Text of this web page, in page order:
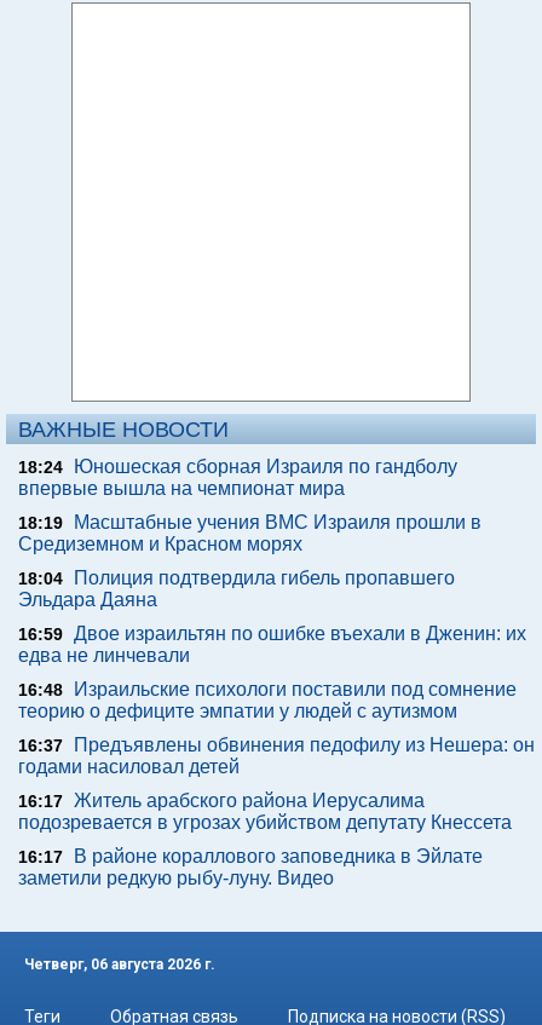
ВАЖНЫЕ НОВОСТИ
18:24
Юношеская сборная Израиля по гандболу
впервые вышла на чемпионат мира
18:19
Масштабные учения ВМС Израиля прошли в
Средиземном и Красном морях
18:04
Полиция подтвердила гибель пропавшего
Эльдара Даяна
16:59 Двое израильтян по ошибке въехали в Дженин: их
едва не линчевали
16:48
Израильские психологи поставили под сомнение
теорию о дефиците эмпатии у людей с аутизмом
16:37
Предъявлены обвинения педофилу из Нешера: он
годами насиловал детей
16:17 Житель арабского района Иерусалима
подозревается в угрозах убийством депутату Кнессета
16:17
В районе кораллового заповедника в Эйлате
заметили редкую рыбу-луну. Видео
Четверг, 06 августа 2026 г.
Теги Обратная связь Подписка на новости (RSS)